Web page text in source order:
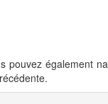
pouvez également